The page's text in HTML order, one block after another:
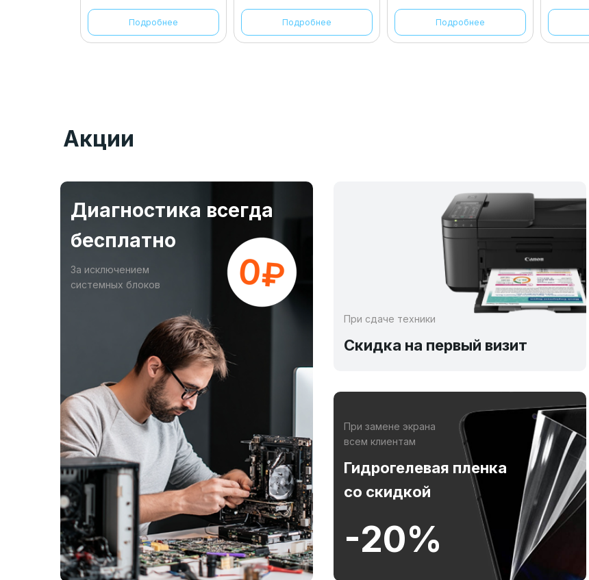
Подробнее Подробнее Подробнее
Акции
Диагностика всегда
бесплатно
За исключением
системных блоков
При сдаче техники
Скидка на первый визит
При замене экрана
всем клиентам
Гидрогелевая пленка
со скидкой
-20%